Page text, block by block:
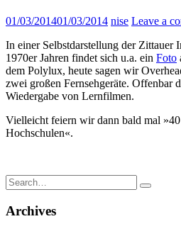
01/03/201401/03/2014 nise Leave a
In einer Selbstdarstellung der Zittauer
1970er Jahren findet sich u.a. ein Foto
dem Polylux, heute sagen wir
zwei großen Fernsehgeräte. Offenbar
Wiedergabe von Lernfilmen.
Vielleicht feiern wir dann bald mal
Hochschulen«.
Search
for:
Archives